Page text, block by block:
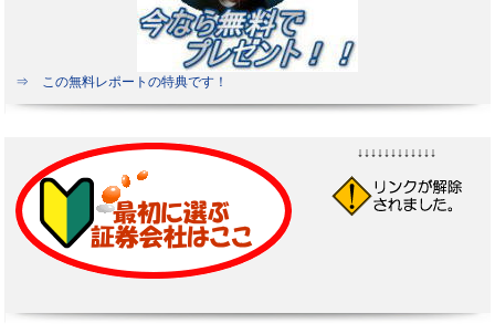
⇒ この無料レポートの特典です！
↓↓↓↓↓↓↓↓↓↓↓↓